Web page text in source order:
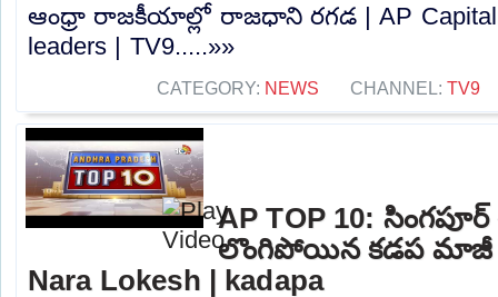
ఆంధ్రా రాజకీయాల్లో రాజధాని రగడ | AP Capital
leaders | TV9.....»»
CATEGORY: NEWS CHANNEL: TV9
AP TOP 10:
లొంగిపోయిన కడప మాజీ
Nara Lokesh | kadapa